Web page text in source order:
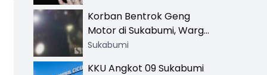
Korban Bentrok Geng
Motor di Sukabumi, Warga
dan Sopir Tangki
Sukabumi
KKU Angkot 09 Sukabumi